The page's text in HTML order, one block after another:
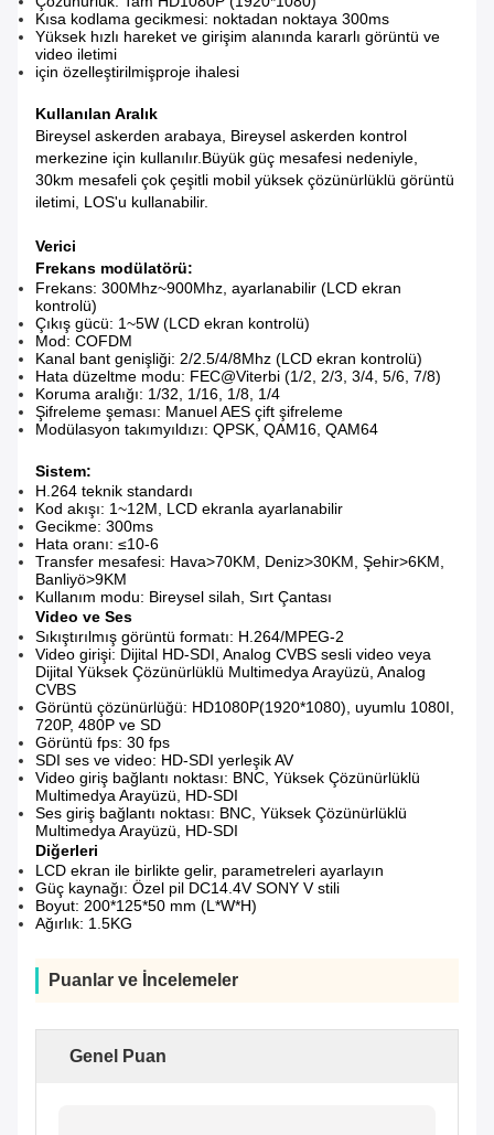
Kısa kodlama gecikmesi: noktadan noktaya 300ms
Yüksek hızlı hareket ve girişim alanında kararlı görüntü ve
video iletimi
için özelleştirilmişproje ihalesi
Kullanılan Aralık
Bireysel askerden arabaya, Bireysel askerden kontrol
merkezine için kullanılır.Büyük güç mesafesi nedeniyle,
30km mesafeli çok çeşitli mobil yüksek çözünürlüklü görüntü
iletimi, LOS'u kullanabilir.
Verici
Frekans modülatörü:
Frekans: 300Mhz~900Mhz, ayarlanabilir (LCD ekran
kontrolü)
Çıkış gücü: 1~5W (LCD ekran kontrolü)
Mod: COFDM
Kanal bant genişliği: 2/2.5/4/8Mhz (LCD ekran kontrolü)
Hata düzeltme modu: FEC@Viterbi (1/2, 2/3, 3/4, 5/6, 7/8)
Koruma aralığı: 1/32, 1/16, 1/8, 1/4
Şifreleme şeması: Manuel AES çift şifreleme
Modülasyon takımyıldızı: QPSK, QAM16, QAM64
Sistem:
H.264 teknik standardı
Kod akışı: 1~12M, LCD ekranla ayarlanabilir
Gecikme: 300ms
Hata oranı: ≤10-6
Transfer mesafesi: Hava>70KM, Deniz>30KM, Şehir>6KM,
Banliyö>9KM
Kullanım modu: Bireysel silah, Sırt Çantası
Video ve Ses
Sıkıştırılmış görüntü formatı: H.264/MPEG-2
Video girişi: Dijital HD-SDI, Analog CVBS sesli video veya
Dijital Yüksek Çözünürlüklü Multimedya Arayüzü, Analog
CVBS
Görüntü çözünürlüğü: HD1080P(1920*1080), uyumlu 1080I,
720P, 480P ve SD
Görüntü fps: 30 fps
SDI ses ve video: HD-SDI yerleşik AV
Video giriş bağlantı noktası: BNC, Yüksek Çözünürlüklü
Multimedya Arayüzü, HD-SDI
Ses giriş bağlantı noktası: BNC, Yüksek Çözünürlüklü
Multimedya Arayüzü, HD-SDI
Diğerleri
LCD ekran ile birlikte gelir, parametreleri ayarlayın
Güç kaynağı: Özel pil DC14.4V SONY V stili
Boyut: 200*125*50 mm (L*W*H)
Ağırlık: 1.5KG
Puanlar ve İncelemeler
Genel Puan